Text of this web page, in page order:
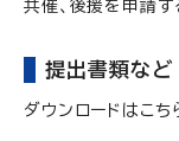
共催、後援を申請す
提出書類など
ダウンロードはこち